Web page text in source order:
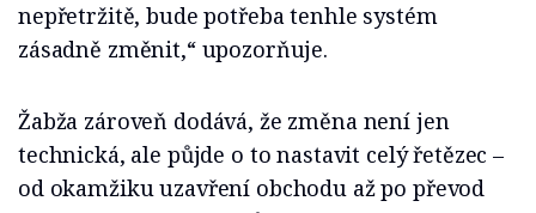
nepřetržitě, bude potřeba tenhle systém
zásadně změnit,“ upozorňuje.
Žabža zároveň dodává, že změna není jen
technická, ale půjde o to nastavit celý řetězec –
od okamžiku uzavření obchodu až po převod